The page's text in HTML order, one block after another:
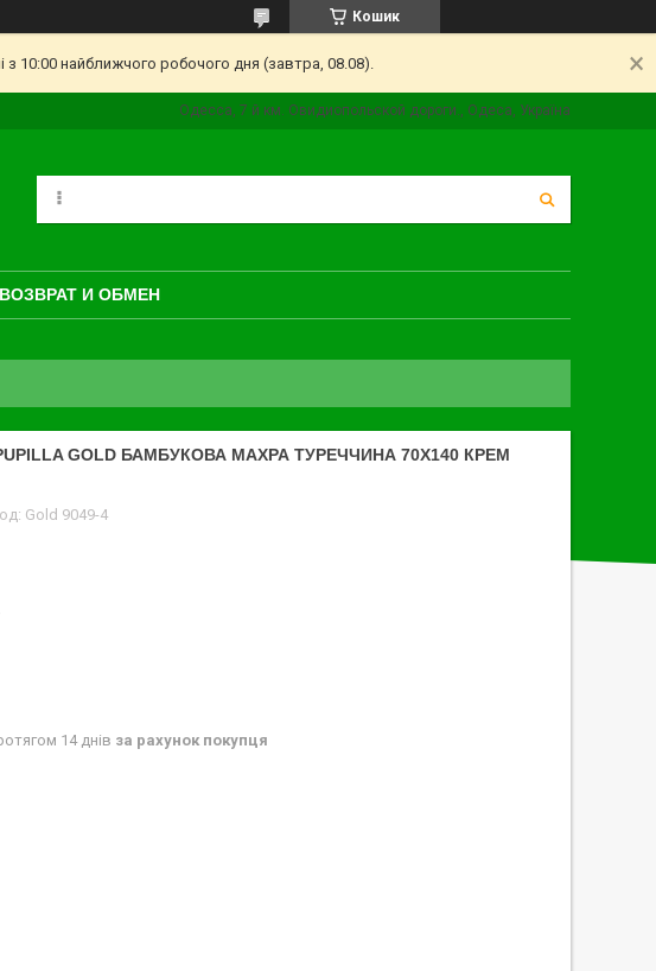
Кошик
10:00 найближчого робочого дня (завтра, 08.08).
Одесса, 7 й км. Овидиопольской дороги., Одеса, Україна
ВОЗВРАТ И ОБМЕН
GOLD БАМБУКОВА МАХРА ТУРЕЧЧИНА 70X140 КРЕМ
Gold 9049-4
14 днів за рахунок покупця